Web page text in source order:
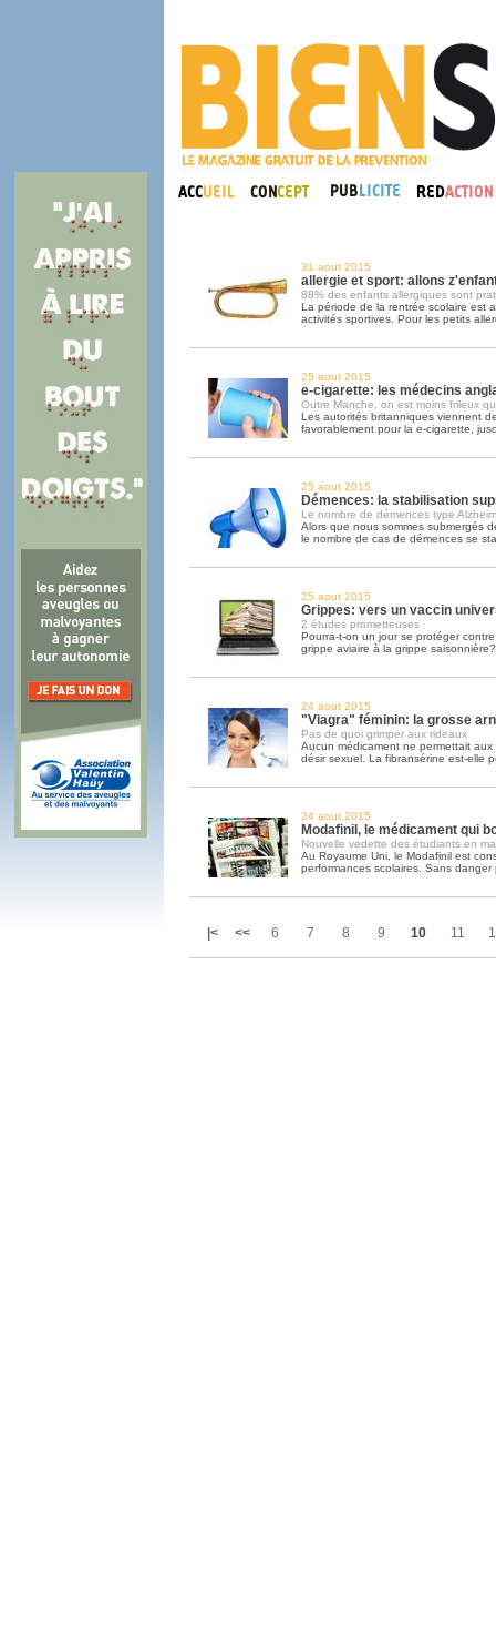
31 aout 2015
allergie et sport: allons
88% des enfants allergiques sont
La période de la rentrée scolaire est
activités sportives. Pour les petits
25 aout 2015
e-cigarette: les médecins
Outre Manche, on est moins frileux
Les autorités britanniques viennent
favorablement pour la e-cigarette,
25 aout 2015
Démences: la stabilisation
Le nombre de démences type
Alors que nous sommes submergés
le nombre de cas de démences se
25 aout 2015
Grippes: vers un vaccin
2 études prometteuses
Pourra-t-on un jour se protéger
grippe aviaire à la grippe
24 aout 2015
"Viagra" féminin: la grosse
Pas de quoi grimper aux rideaux
Aucun médicament ne permettait
désir sexuel. La fibransérine est-elle
24 aout 2015
Modafinil, le médicament qui
Nouvelle vedette des étudiants en
Au Royaume Uni, le Modafinil est
performances scolaires. Sans danger
|< << 6 7 8 9 10 11